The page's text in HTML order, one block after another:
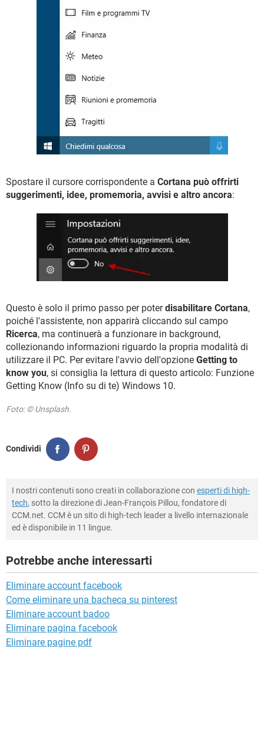
Spostare il cursore corrispondente a Cortana può offrirti
suggerimenti, idee, promemoria, avvisi e altro ancora:
Questo è solo il primo passo per poterdisabilitare Cortana,
poiché l'assistente, non apparirà cliccando sul campo
Ricerca, ma continuerà a funzionare in background,
collezionando informazioni riguardo la propria modalità di
utilizzare il PC. Per evitare l'avvio dell'opzione Getting to
know you, si consiglia la lettura di questo articolo: Funzione
Getting Know (Info su di te) Windows 10.
Foto: © Unsplash.
Condividi
I nostri contenuti sono creati in collaborazione con esperti di high-
tech, sotto la direzione di Jean-François Pillou, fondatore di
CCM.net. CCM è un sito di high-tech leader a livello internazionale
ed è disponibile in 11 lingue.
Potrebbe anche interessarti
Eliminare account facebook
Come eliminare una bacheca su pinterest
Eliminare account badoo
Eliminare pagina facebook
Eliminare pagine pdf